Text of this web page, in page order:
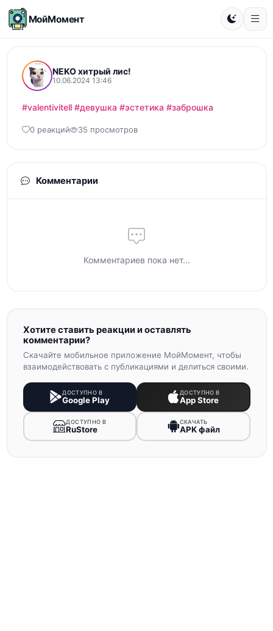
МойМомент
NEKO хитрый лис!
10.06.2024 13:46
#valentivitell #девушка #эстетика #заброшка
0 реакций 35 просмотров
Комментарии
Комментариев пока нет...
Хотите ставить реакции и оставлять
комментарии?
Скачайте мобильное приложение МойМомент, чтобы
взаимодействовать с публикациями и делиться своими.
ДОСТУПНО В
Google Play
ДОСТУПНО В
App Store
ДОСТУПНО В
RuStore
СКАЧАТЬ
APK файл